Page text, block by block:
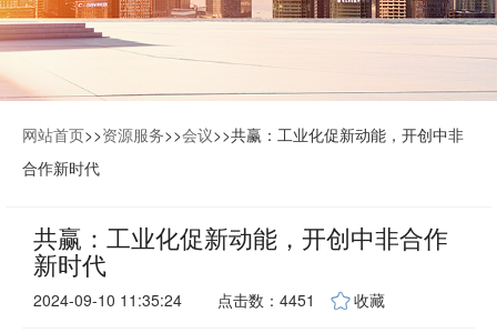
网站首页>>资源服务>>会议>>共赢：工业化促新动能，开创中非
合作新时代
共赢：工业化促新动能，开创中非合作
新时代
2024-09-10 11:35:24 点击数：4451 收藏